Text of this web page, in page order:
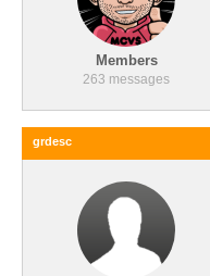
Members
263 messages
grdesc